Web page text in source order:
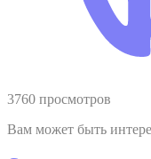
3760 просмотров
Вам может быть